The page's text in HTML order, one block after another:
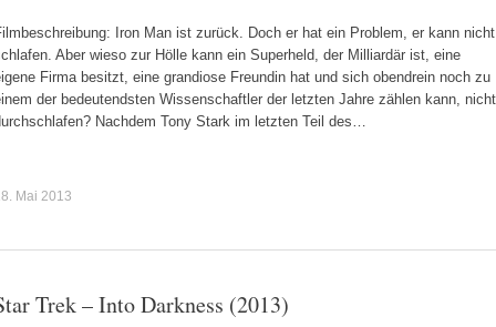
Iron Man ist zurück. Doch er hat ein Problem, er kann nicht
Aber wieso zur Hölle kann ein Superheld, der Milliardär ist, eine
Firma besitzt, eine grandiose Freundin hat und sich obendrein noch zu
der bedeutendsten Wissenschaftler der letzten Jahre zählen kann, nicht
Nachdem Tony Stark im letzten Teil des…
Mai 2013
Trek – Into Darkness (2013)